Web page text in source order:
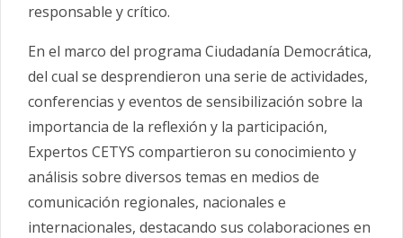
responsable y crítico.
En el marco del programa Ciudadanía Democrática,
del cual se desprendieron una serie de actividades,
conferencias y eventos de sensibilización sobre la
importancia de la reflexión y la participación,
Expertos CETYS compartieron su conocimiento y
análisis sobre diversos temas en medios de
comunicación regionales, nacionales e
internacionales, destacando sus colaboraciones en